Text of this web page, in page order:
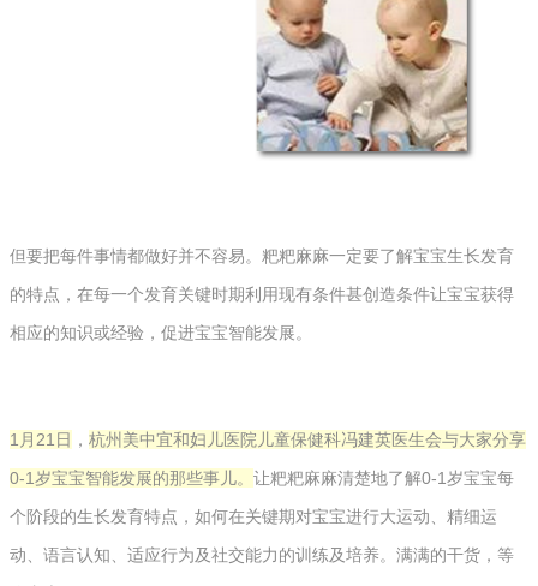
但要把每件事情都做好并不容易。粑粑麻麻一定要了解宝宝生长发育
的特点，在每一个发育关键时期利用现有条件甚创造条件让宝宝获得
相应的知识或经验，促进宝宝智能发展。
1月21日 ， 杭州美中宜和妇儿医院儿童保健科冯建英医生会与大家分享
0-1岁宝宝智能发展的那些事儿。 让粑粑麻麻清楚地了解0-1岁宝宝每
个阶段的生长发育特点，如何在关键期对宝宝进行大运动、精细运
动、语言认知、适应行为及社交能力的训练及培养。满满的干货，等